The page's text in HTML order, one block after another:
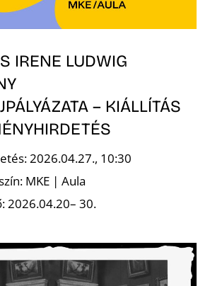
IRENE LUDWIG
– KIÁLLÍTÁS
2026.04.27., 10:30
MKE | Aula
2026.04.20– 30.